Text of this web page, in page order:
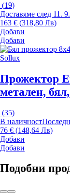
(19)
Доставяме след 11.
163 € (318,80 Лв)
Добави
Добави
Sollux
Прожектор
метален,
(35)
В наличност
76 € (148,64 Лв)
Добави
Добави
Подобни